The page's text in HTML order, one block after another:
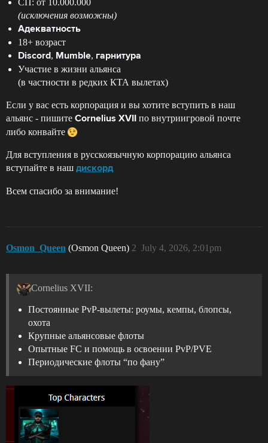
СП: от 10.000.000
(исключения возможны)
Адекватность
18+ возраст
Discord, Mumble, гарнитура
Участие в жизни альянса
(в частности в редких КТА вылетах)
Если у вас есть корпорация и вы хотите вступить в наш
альянс - пишите Cornelius XVII по внутриигровой почте
либо конвайте
Для вступления в русскоязычную корпорацию альянса
вступайте в наш дискорд
Всем спасибо за внимание!
Osmon_Queen (Osmon Queen) July 4, 2026, 2:01pm
2
Cornelius XVII:
Постоянные PvP-вылеты: роумы, кемпы, блопсы,
охота
Крупные альянсовые флоты
Опытные FC и помощь в освоении PvP/PVE
Периодические флоты “по фану”